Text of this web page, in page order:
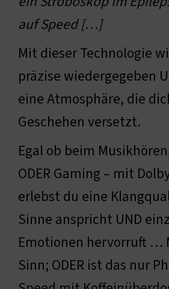
auf Speed […]
Mit dieser Technologie
präzise wiedergegeben
eine Atmosphäre, die
Geschehen versetzt.
Egal ob beim
ODER Gaming – mit
erlebst du eine
Sinne anspricht UND
Emotionen hervorruft …
Sinn; ODER ist das nur